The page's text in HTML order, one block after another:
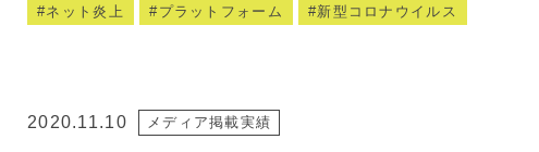
ネット炎上 プラットフォーム 新型コロナウイルス
2020.11.10 メディア掲載実績